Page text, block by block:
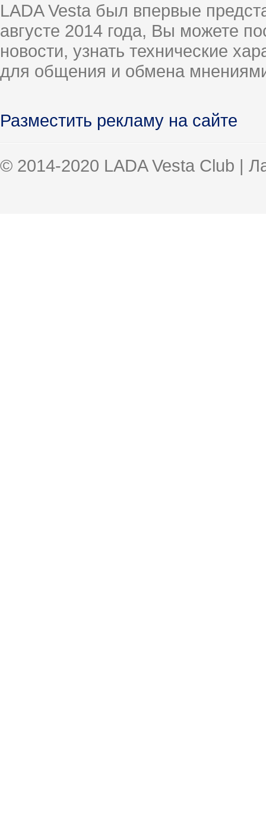
LADA Vesta был впервые
августе 2014 года, Вы можете
новости, узнать технические
для общения и обмена
Разместить рекламу на сайте
© 2014-2020 LADA Vesta Club |